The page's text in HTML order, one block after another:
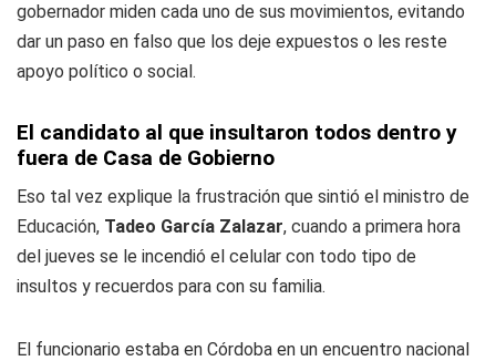
gobernador miden cada uno de sus movimientos, evitando
dar un paso en falso que los deje expuestos o les reste
apoyo político o social.
El candidato al que insultaron todos dentro y
fuera de Casa de Gobierno
Eso tal vez explique la frustración que sintió el ministro de
Educación, Tadeo García Zalazar, cuando a primera hora
del jueves se le incendió el celular con todo tipo de
insultos y recuerdos para con su familia.
El funcionario estaba en Córdoba en un encuentro nacional